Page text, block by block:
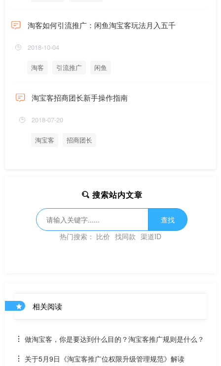
淘客如何引流推广：闲鱼淘宝客玩法月入五千
2018-10-04
淘客 引流推广 闲鱼
淘宝客招商团长新手操作指南
2018-07-20
淘宝客 招商团长
搜索站内文章
查找
热门搜索： 比价 找同款 渠道ID
相关阅读
做淘宝客，你是要达到什么目的？淘宝客推广规则是什么？
关于5月9日《淘宝客推广位权限升级管理规范》解读